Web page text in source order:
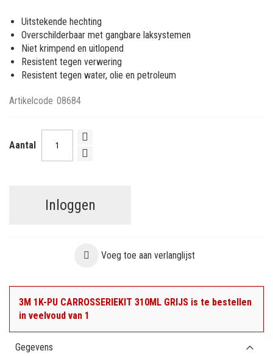
afbeeldingen-
gallerij
Uitstekende hechting
Overschilderbaar met gangbare laksystemen
Niet krimpend en uitlopend
Resistent tegen verwering
Resistent tegen water, olie en petroleum
Artikelcode 08684
Aantal
Inloggen
Voeg toe aan verlanglijst
3M 1K-PU CARROSSERIEKIT 310ML GRIJS is te bestellen
in veelvoud van 1
Gegevens